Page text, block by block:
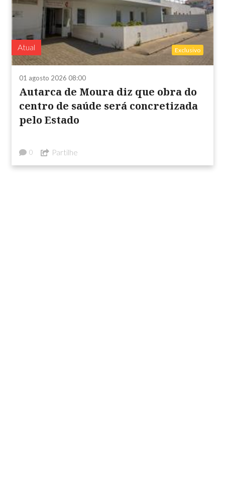
Atual Exclusivo
01 agosto 2026 08:00
Autarca de Moura diz que obra do
centro de saúde será concretizada
pelo Estado
0 Partilhe